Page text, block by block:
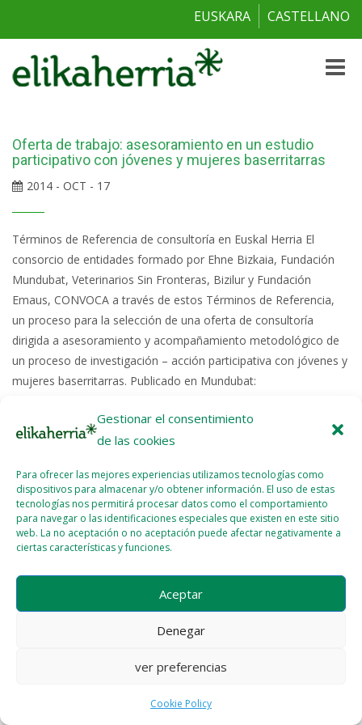
Gestionar el consentimiento
de las cookies
Para ofrecer las mejores experiencias utilizamos tecnologías como
dispositivos para almacenar y/o obtener información. El uso de estas
tecnologías nos permitirá procesar datos como el comportamiento
para navegar o las identificaciones especiales que existen en este sitio
web. La no aceptación o no aceptación puede afectar negativamente a
ciertas características y funciones.
Aceptar
Denegar
ver preferencias
Cookie Policy
EUSKARA CASTELLANO
Toggle
Oferta de trabajo: asesoramiento en un estudio
participativo con jóvenes y mujeres baserritarras
2014 - OCT - 17
Términos de Referencia de consultoría en Euskal Herria El
consorcio de entidades formado por Ehne Bizkaia, Fundación
Mundubat, Veterinarios Sin Fronteras, Bizilur y Fundación
Emaus, CONVOCA a través de estos Términos de Referencia,
un proceso para la selección de una oferta de consultoría
dirigida a asesoramiento y acompañamiento metodológico de
un proceso de investigación – acción participativa con jóvenes y
mujeres baserritarras. Publicado en Mundubat:
consultoria-euskal-herria-8572.html Foto de...